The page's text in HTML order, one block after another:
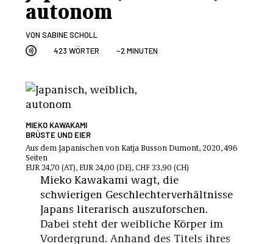
autonom
VON SABINE SCHOLL
423 WÖRTER
~2 MINUTEN
MIEKO KAWAKAMI
BRÜSTE UND EIER
Aus dem Japanischen von Katja Busson Dumont, 2020, 496
Seiten
EUR 24,70 (AT), EUR 24,00 (DE), CHF 33,90 (CH)
Mieko Kawakami wagt, die
schwierigen Geschlechterverhältnisse
Japans literarisch auszuforschen.
Dabei steht der weibliche Körper im
Vordergrund. Anhand des Titels ihres